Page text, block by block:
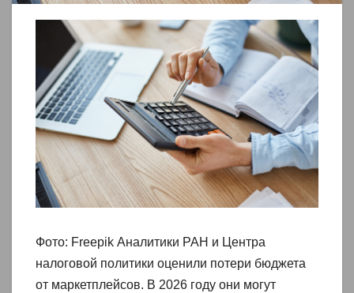
Фото: Freepik Аналитики РАН и Центра
налоговой политики оценили потери бюджета
от маркетплейсов. В 2026 году они могут